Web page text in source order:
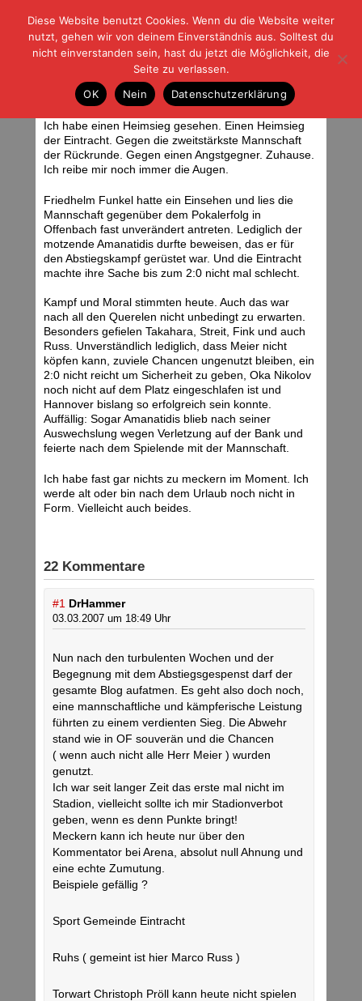
| | |BLOG-GFußball und der Rest
HOME|REGELN|IMPRESSUM |DATENSCHUTZ
Unfassbar
Samstag, 03.03.07 | 18:27 Uhr
Ich habe einen Heimsieg gesehen. Einen Heimsieg
der Eintracht. Gegen die zweitstärkste Mannschaft
der Rückrunde. Gegen einen Angstgegner. Zuhause.
Ich reibe mir noch immer die Augen.
Friedhelm Funkel hatte ein Einsehen und lies die
Mannschaft gegenüber dem Pokalerfolg in
Offenbach fast unverändert antreten. Lediglich der
motzende Amanatidis durfte beweisen, das er für
den Abstiegskampf gerüstet war. Und die Eintracht
machte ihre Sache bis zum 2:0 nicht mal schlecht.
Kampf und Moral stimmten heute. Auch das war
nach all den Querelen nicht unbedingt zu erwarten.
Besonders gefielen Takahara, Streit, Fink und auch
Russ. Unverständlich lediglich, dass Meier nicht
köpfen kann, zuviele Chancen ungenutzt bleiben, ein
2:0 nicht reicht um Sicherheit zu geben, Oka Nikolov
noch nicht auf dem Platz eingeschlafen ist und
Hannover bislang so erfolgreich sein konnte.
Auffällig: Sogar Amanatidis blieb nach seiner
Auswechslung wegen Verletzung auf der Bank und
feierte nach dem Spielende mit der Mannschaft.
Ich habe fast gar nichts zu meckern im Moment. Ich
werde alt oder bin nach dem Urlaub noch nicht in
Form. Vielleicht auch beides.
22 Kommentare
#1 DrHammer
03.03.2007 um 18:49 Uhr
Nun nach den turbulenten Wochen und der
Begegnung mit dem Abstiegsgespenst darf der
gesamte Blog aufatmen. Es geht also doch noch,
eine mannschaftliche und kämpferische Leistung
führten zu einem verdienten Sieg. Die Abwehr
stand wie in OF souverän und die Chancen
( wenn auch nicht alle Herr Meier ) wurden
genutzt.
Ich war seit langer Zeit das erste mal nicht im
Stadion, vielleicht sollte ich mir Stadionverbot
geben, wenn es denn Punkte bringt!
Meckern kann ich heute nur über den
Kommentator bei Arena, absolut null Ahnung und
eine echte Zumutung.
Beispiele gefällig ?
Sport Gemeinde Eintracht
Ruhs ( gemeint ist hier Marco Russ )
Torwart Christoph Pröll kann heute nicht spielen
Diese Website benutzt Cookies. Wenn du die Website weiter
nutzt, gehen wir von deinem Einverständnis aus. Solltest du
nicht einverstanden sein, hast du jetzt die Möglichkeit, die
Seite zu verlassen.
OK
Nein Datenschutzerklärung